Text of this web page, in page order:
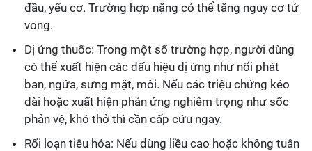
đầu, yếu cơ. Trường hợp nặng có thể tăng nguy cơ tử
vong.
Dị ứng thuốc: Trong một số trường hợp, người dùng
có thể xuất hiện các dấu hiệu dị ứng như nổi phát
ban, ngứa, sưng mặt, môi. Nếu các triệu chứng kéo
dài hoặc xuất hiện phản ứng nghiêm trọng như sốc
phản vệ, khó thở thì cần cấp cứu ngay.
Rối loạn tiêu hóa: Nếu dùng liều cao hoặc không tuân